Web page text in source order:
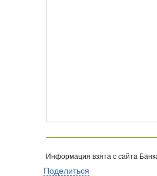
Информация взята с сайта
Поделиться